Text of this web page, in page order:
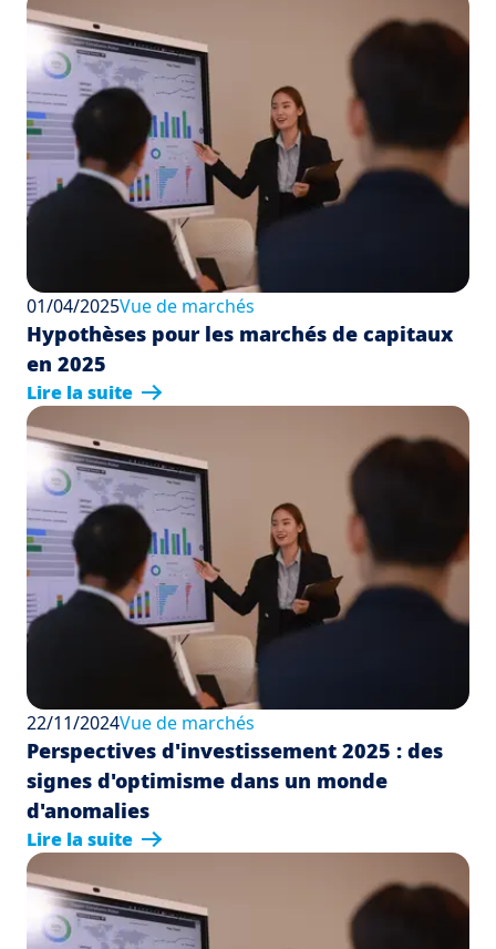
01/04/2025Vue de marchés
Hypothèses pour les marchés de capitaux
en 2025
Lire la suite
22/11/2024Vue de marchés
Perspectives d'investissement 2025 : des
signes d'optimisme dans un monde
d'anomalies
Lire la suite